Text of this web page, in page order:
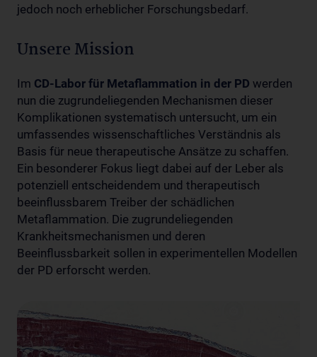
jedoch noch erheblicher Forschungsbedarf.
Unsere Mission
Im CD-Labor für Metaflammation in der PD werden
nun die zugrundeliegenden Mechanismen dieser
Komplikationen systematisch untersucht, um ein
umfassendes wissenschaftliches Verständnis als
Basis für neue therapeutische Ansätze zu schaffen.
Ein besonderer Fokus liegt dabei auf der Leber als
potenziell entscheidendem und therapeutisch
beeinflussbarem Treiber der schädlichen
Metaflammation. Die zugrundeliegenden
Krankheitsmechanismen und deren
Beeinflussbarkeit sollen in experimentellen Modellen
der PD erforscht werden.